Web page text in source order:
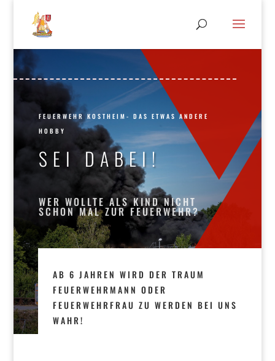
FEUERWEHR KOSTHEIM- DAS ETWAS ANDERE
HOBBY
SEI DABEI!
WER WOLLTE ALS KIND NICHT
SCHON MAL ZUR FEUERWEHR?
AB 6 JAHREN WIRD DER TRAUM
FEUERWEHRMANN ODER
FEUERWEHRFRAU ZU WERDEN BEI UNS
WAHR!